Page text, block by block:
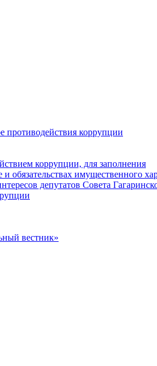
коррупции
коррупции, для заполнения
обязательствах имущественного
депутатов Совета
вестник»